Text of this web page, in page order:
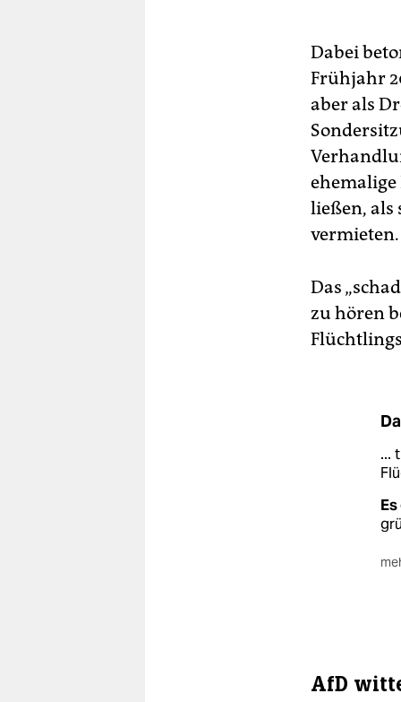
Dabei
Frühjahr
aber als
ließen, als
vermieten.
Das
zu hören
...
AfD